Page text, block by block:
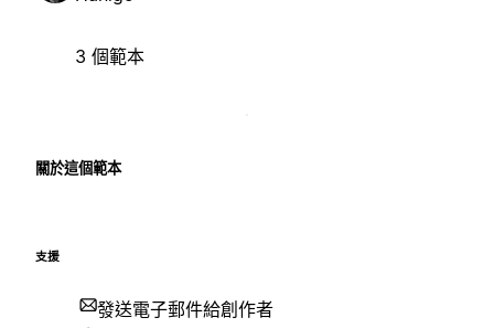
3 個範本
關於這個範本
支援
發送電子郵件給創作者